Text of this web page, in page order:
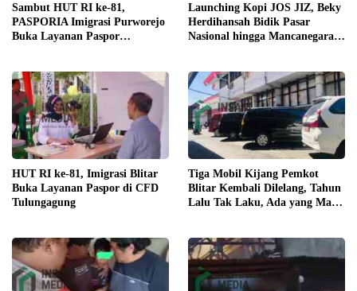
Sambut HUT RI ke-81,
PASPORIA Imigrasi Purworejo
Buka Layanan Paspor
Launching Kopi JOS JIZ, Beky
Herdihansah Bidik Pasar
Nasional hingga Mancanegara
HUT RI ke-81, Imigrasi Blitar
Buka Layanan Paspor di CFD
Tulungagung
Tiga Mobil Kijang Pemkot
Blitar Kembali Dilelang, Tahun
Lalu Tak Laku, Ada yang Mau